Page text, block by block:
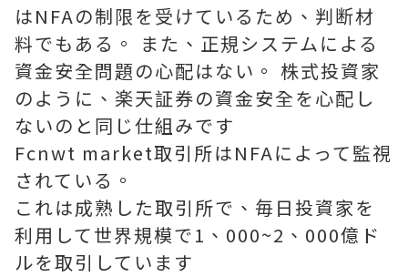
はNFAの制限を受けているため、判断材
料でもある。 また、正規システムによる
資金安全問題の心配はない。 株式投資家
のように、楽天証券の資金安全を心配し
ないのと同じ仕組みです
Fcnwt market取引所はNFAによって監視
されている。
これは成熟した取引所で、毎日投資家を
利用して世界規模で1、000~2、000億ド
ルを取引しています